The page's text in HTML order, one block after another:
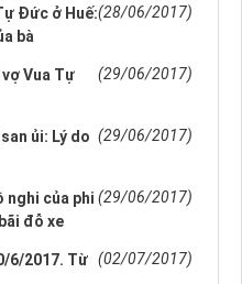
Đức ở Huế:
bà
(28/06/2017)
Vua Tự
(29/06/2017)
ủi: Lý do (29/06/2017)
nghi của phi
đỗ xe
(29/06/2017)
6/2017. Từ (02/07/2017)